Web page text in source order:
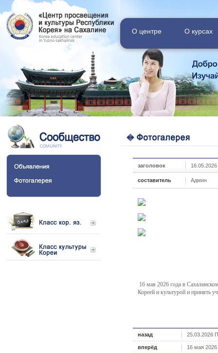
О центре O курсах
заголовок
составитель Админ
16 мая 2026 года в
Кореей и культурой и принять
назад 25.03.2026
вперёд 16 мая 2026